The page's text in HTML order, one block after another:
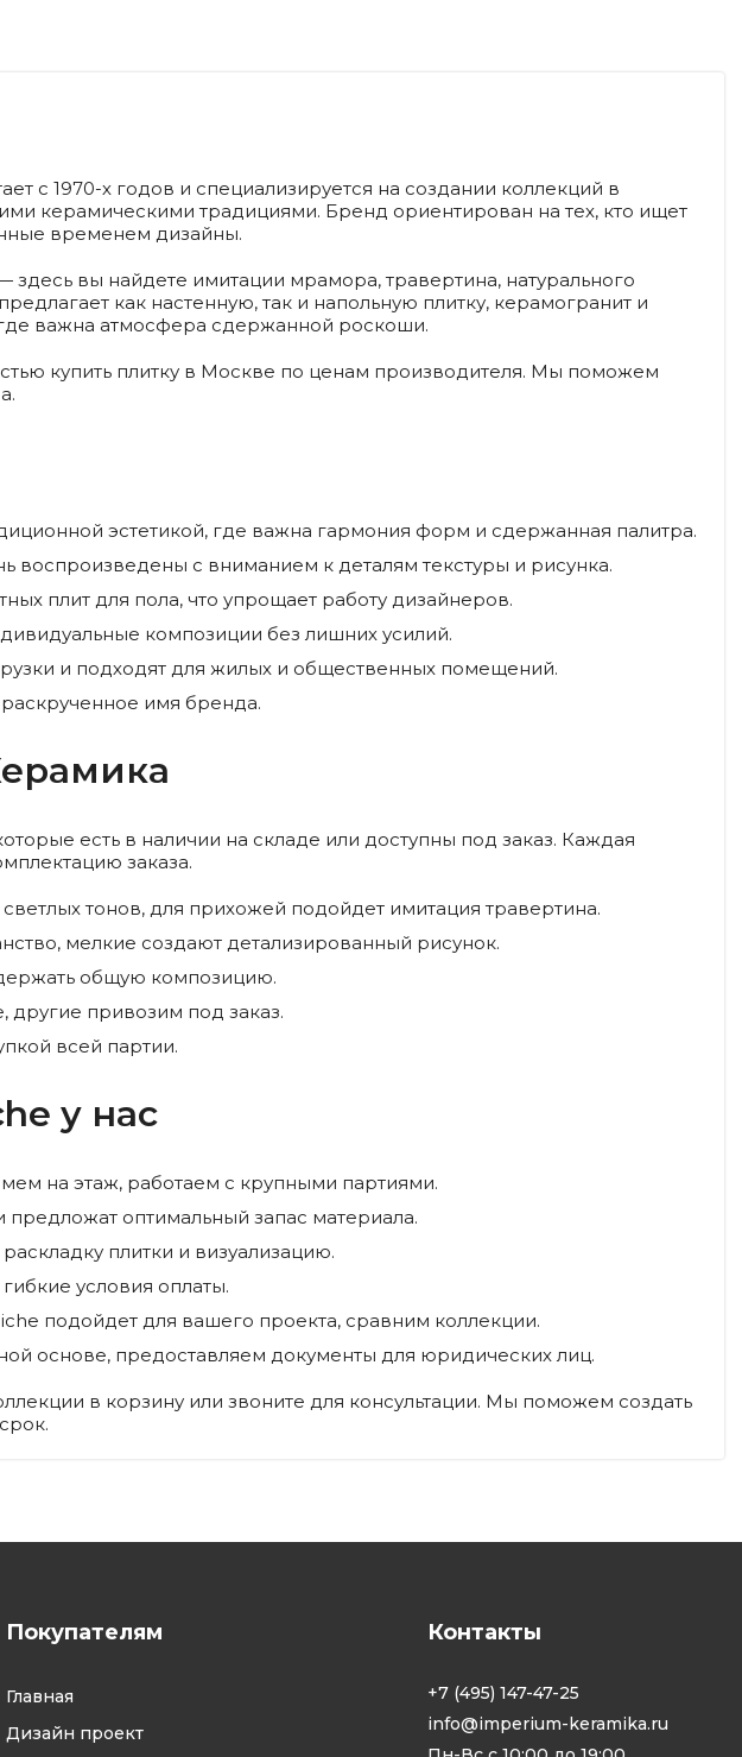
с 1970-х годов и специализируется на создании коллекций в
керамическими традициями. Бренд ориентирован на тех, кто ищет
временем дизайны.
вы найдете имитации мрамора, травертина, натурального
как настенную, так и напольную плитку, керамогранит и
важна атмосфера сдержанной роскоши.
купить плитку в Москве по ценам производителя. Мы поможем
эстетикой, где важна гармония форм и сдержанная палитра.
воспроизведены с вниманием к деталям текстуры и рисунка.
плит для пола, что упрощает работу дизайнеров.
композиции без лишних усилий.
и подходят для жилых и общественных помещений.
имя бренда.
есть в наличии на складе или доступны под заказ. Каждая
заказа.
тонов, для прихожей подойдет имитация травертина.
мелкие создают детализированный рисунок.
общую композицию.
другие привозим под заказ.
всей партии.
у нас
на этаж, работаем с крупными партиями.
оптимальный запас материала.
плитки и визуализацию.
условия оплаты.
подойдет для вашего проекта, сравним коллекции.
основе, предоставляем документы для юридических лиц.
в корзину или звоните для консультации. Мы поможем создать
Покупателям
Главная
Дизайн проект
Контакты
+7 (495) 147-47-25
info@imperium-keramika.ru